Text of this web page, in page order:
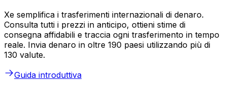
Xe semplifica i trasferimenti internazionali di denaro.
Consulta tutti i prezzi in anticipo, ottieni stime di
consegna affidabili e traccia ogni trasferimento in tempo
reale. Invia denaro in oltre 190 paesi utilizzando più di
130 valute.
Guida introduttiva